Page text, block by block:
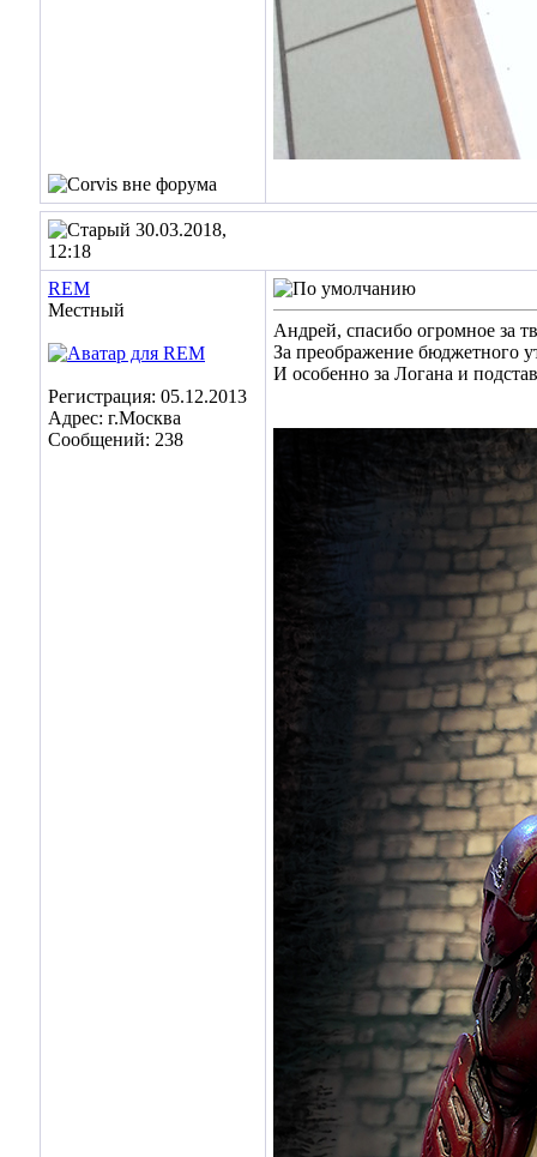
30.03.2018,
12:18
REM
Местный
Регистрация: 05.12.2013
Адрес: г.Москва
Сообщений: 238
Андрей, спасибо огромное за
За преображение бюджетного
И особенно за Логана и